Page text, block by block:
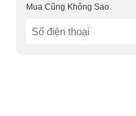
Mua Cũng Không Sao
SĐT